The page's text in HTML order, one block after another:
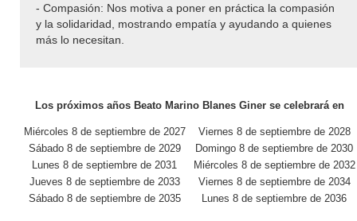
- Compasión: Nos motiva a poner en práctica la compasión
y la solidaridad, mostrando empatía y ayudando a quienes
más lo necesitan.
Los próximos años Beato Marino Blanes Giner se celebrará en
Miércoles 8 de septiembre de 2027
Viernes 8 de septiembre de 2028
Sábado 8 de septiembre de 2029
Domingo 8 de septiembre de 2030
Lunes 8 de septiembre de 2031
Miércoles 8 de septiembre de 2032
Jueves 8 de septiembre de 2033
Viernes 8 de septiembre de 2034
Sábado 8 de septiembre de 2035
Lunes 8 de septiembre de 2036